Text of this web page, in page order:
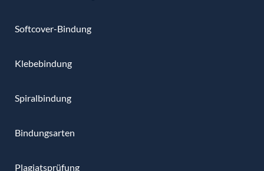
Softcover-Bindung
Klebebindung
Spiralbindung
Bindungsarten
Plagiatsprüfung